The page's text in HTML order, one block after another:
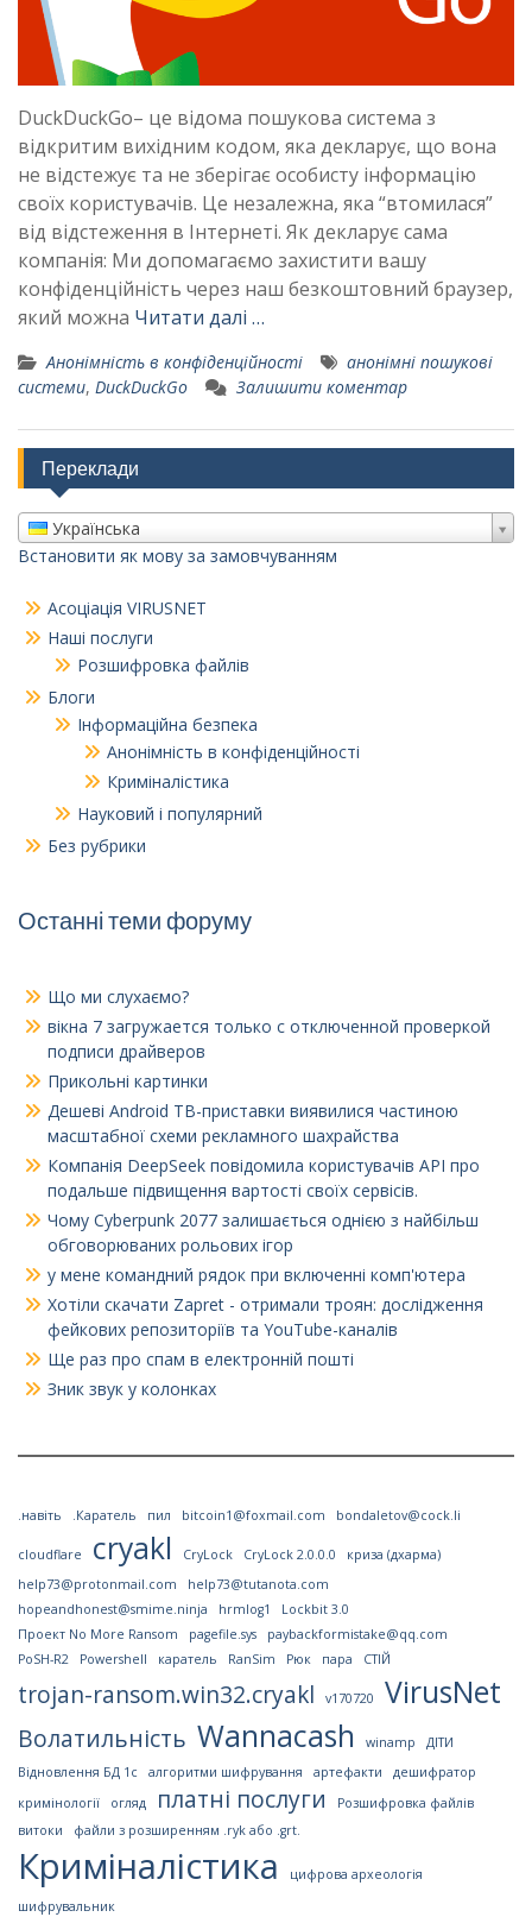
DuckDuckGo– це відома пошукова система з
відкритим вихідним кодом, яка декларує, що вона
не відстежує та не зберігає особисту інформацію
своїх користувачів. Це незалежна, яка “втомилася”
від відстеження в Інтернеті. Як декларує сама
компанія: Ми допомагаємо захистити вашу
конфіденційність через наш безкоштовний браузер,
який можна Читати далі …
Анонімність в конфіденційності
анонімні пошукові
системи, DuckDuckGo Залишити коментар
Переклади
Українська
Встановити як мову за замовчуванням
Асоціація VIRUSNET
Наші послуги
Розшифровка файлів
Блоги
Інформаційна безпека
Анонімність в конфіденційності
Криміналістика
Науковий і популярний
Без рубрики
Останні теми форуму
Що ми слухаємо?
вікна 7 загружается только с отключенной проверкой
подписи драйверов
Прикольні картинки
Дешеві Android ТВ-приставки виявилися частиною
масштабної схеми рекламного шахрайства
Компанія DeepSeek повідомила користувачів API про
подальше підвищення вартості своїх сервісів.
Чому Cyberpunk 2077 залишається однією з найбільш
обговорюваних рольових ігор
у мене командний рядок при включенні комп'ютера
Хотіли скачати Zapret - отримали троян: дослідження
фейкових репозиторіїв та YouTube-каналів
Ще раз про спам в електронній пошті
Зник звук у колонках
.навіть .Каратель пил bitcoin1@foxmail.com bondaletov@cock.li
cloudflare cryakl CryLock CryLock 2.0.0.0
криза (дхарма)
help73@protonmail.com
help73@tutanota.com
hopeandhonest@smime.ninja
hrmlog1
Lockbit 3.0
Проект No More Ransom
pagefile.sys
paybackformistake@qq.com
PoSH-R2
Powershell каратель RanSim Рюк пара СТІЙ
trojan-ransom.win32.cryakl v170720 VirusNet
Волатильність Wannacash winamp
ДІТИ
Відновлення БД 1с
алгоритми шифрування артефакти
дешифратор
кримінології
огляд платні послуги
Розшифровка файлів
витоки
файли з розширенням .ryk або .grt.
Криміналістика
цифрова археологія
шифрувальник